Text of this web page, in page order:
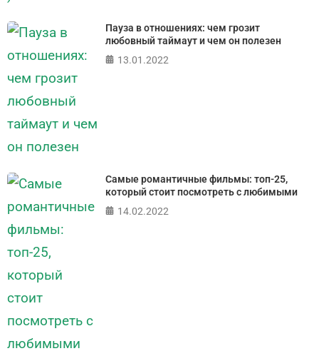
Пауза в отношениях: чем грозит
любовный таймаут и чем он полезен
13.01.2022
Самые романтичные фильмы: топ-25,
который стоит посмотреть с любимыми
14.02.2022